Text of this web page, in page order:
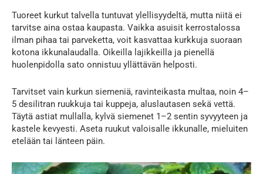
Tuoreet kurkut talvella tuntuvat ylellisyydeltä, mutta niitä ei
tarvitse aina ostaa kaupasta. Vaikka asuisit kerrostalossa
ilman pihaa tai parveketta, voit kasvattaa kurkkuja suoraan
kotona ikkunalaudalla. Oikeilla lajikkeilla ja pienellä
huolenpidolla sato onnistuu yllättävän helposti.
Tarvitset vain kurkun siemeniä, ravinteikasta multaa, noin 4–
5 desilitran ruukkuja tai kuppeja, aluslautasen sekä vettä.
Täytä astiat mullalla, kylvä siemenet 1–2 sentin syvyyteen ja
kastele kevyesti. Aseta ruukut valoisalle ikkunalle, mieluiten
etelään tai länteen päin.